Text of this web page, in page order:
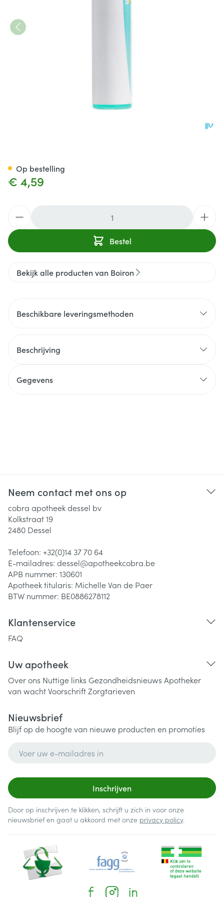
€ 4,59
Bestel
Op bestelling
Bekijk alle producten van Boiron
Beschikbare leveringsmethoden
Beschrijving
Gegevens
Neem contact met ons op
cobra apotheek dessel bv
Kolkstraat 19
2480 Dessel
Telefoon: +32(0)14 37 70 64
E-mailadres: dessel@apotheekcobra.be
APB nummer: 130601
Apotheek titularis: Michelle Van de Paer
BTW nummer: BE0886278112
Klantenservice
FAQ
Uw apotheek
Over ons Nuttige links Gezondheidsnieuws Apotheker
van wachtVoorschriftZorgtarieven
Nieuwsbrief
Blijf op de hoogte van nieuwe producten en promoties
Inschrijven
Door op inschrijven te klikken, schrijft u zich in voor onze
nieuwsbrief en gaat u akkoord met onze privacy policy.